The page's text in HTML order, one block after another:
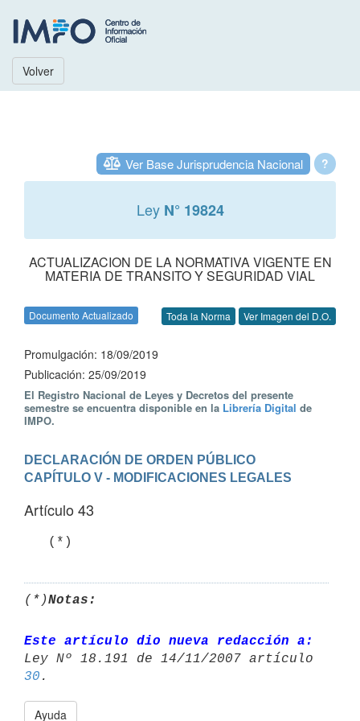
Volver
?
Ver Base Jurisprudencia Nacional
Ley N° 19824
ACTUALIZACION DE LA NORMATIVA VIGENTE EN
MATERIA DE TRANSITO Y SEGURIDAD VIAL
Documento Actualizado Toda la Norma Ver Imagen del D.O.
Promulgación: 18/09/2019
Publicación: 25/09/2019
El Registro Nacional de Leyes y Decretos del presente
semestre se encuentra disponible en la Librería Digital de
IMPO.
DECLARACIÓN DE ORDEN PÚBLICO
CAPÍTULO V - MODIFICACIONES LEGALES
Artículo 43
   (*)
(*)Notas:
Este artículo dio nueva redacción a:
30
Ayuda